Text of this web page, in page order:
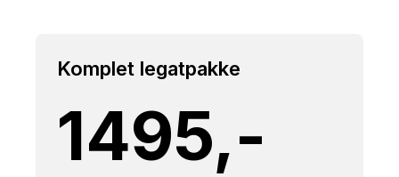
Komplet legatpakke
1495,-